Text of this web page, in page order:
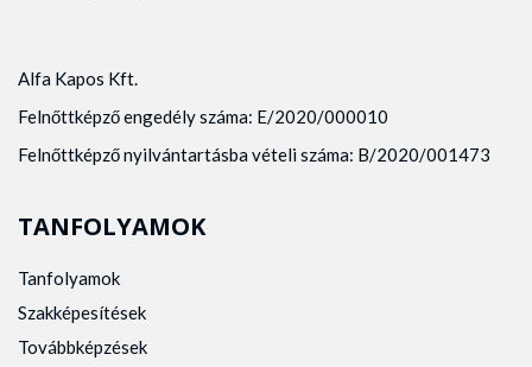
Alfa Kapos Kft.
Felnőttképző engedély száma: E/2020/000010
Felnőttképző nyilvántartásba vételi száma: B/2020/001473
TANFOLYAMOK
Tanfolyamok
Szakképesítések
Továbbképzések